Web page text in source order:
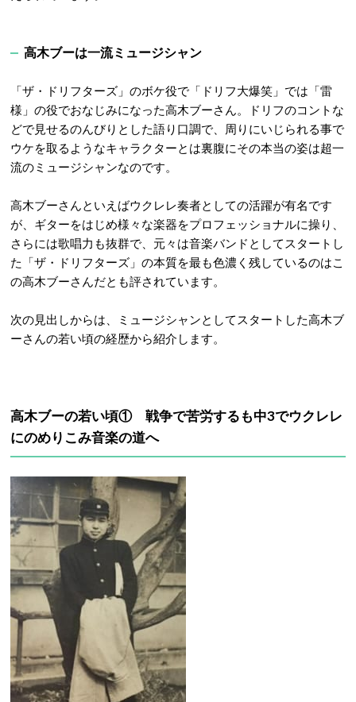
高木ブーは一流ミュージシャン
「ザ・ドリフターズ」のボケ役で「ドリフ大爆笑」では「雷
様」の役でおなじみになった高木ブーさん。ドリフのコントな
どで見せるのんびりとした語り口調で、周りにいじられる事で
ウケを取るようなキャラクターとは裏腹にその本当の姿は超一
流のミュージシャンなのです。
高木ブーさんといえばウクレレ奏者としての活躍が有名です
が、ギターをはじめ様々な楽器をプロフェッショナルに操り、
さらには歌唱力も抜群で、元々は音楽バンドとしてスタートし
た「ザ・ドリフターズ」の本質を最も色濃く残しているのはこ
の高木ブーさんだとも評されています。
次の見出しからは、ミュージシャンとしてスタートした高木ブ
ーさんの若い頃の経歴から紹介します。
高木ブーの若い頃① 戦争で苦労するも中3でウクレレ
にのめりこみ音楽の道へ